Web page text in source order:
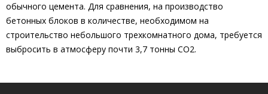
обычного цемента. Для сравнения, на производство
бетонных блоков в количестве, необходимом на
строительство небольшого трехкомнатного дома, требуется
выбросить в атмосферу почти 3,7 тонны CO2.